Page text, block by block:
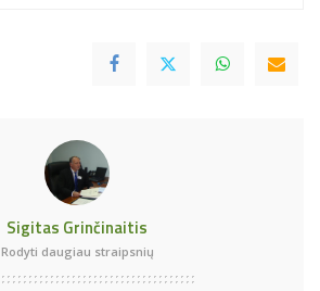
Sigitas Grinčinaitis
Rodyti daugiau straipsnių